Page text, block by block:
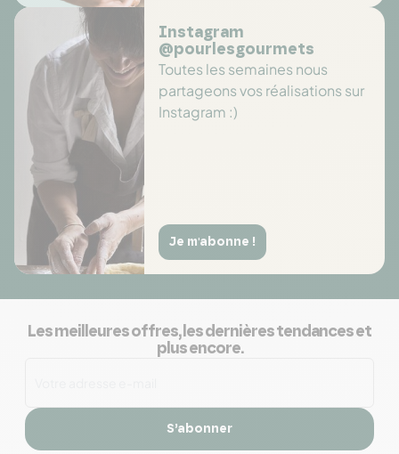
Instagram
@pourlesgourmets
Toutes les semaines nous
partageons vos réalisations sur
Instagram :)
Je m'abonne !
Les meilleures offres, les dernières tendances et
plus encore.
S’abonner